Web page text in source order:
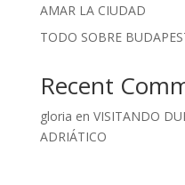
AMAR LA CIUDAD
TODO SOBRE
Recent
gloria en VISITANDO
ADRIÁTICO